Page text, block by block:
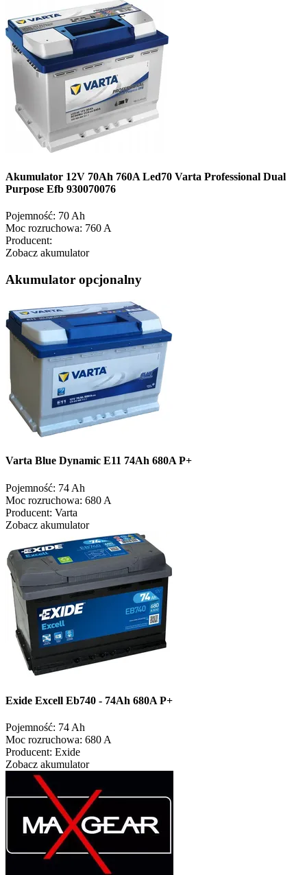
Akumulator 12V 70Ah 760A Led70 Varta Professional Dual
Purpose Efb 930070076
Pojemność: 70 Ah
Moc rozruchowa: 760 A
Producent:
Zobacz akumulator
Akumulator opcjonalny
Varta Blue Dynamic E11 74Ah 680A P+
Pojemność: 74 Ah
Moc rozruchowa: 680 A
Producent: Varta
Zobacz akumulator
Exide Excell Eb740 - 74Ah 680A P+
Pojemność: 74 Ah
Moc rozruchowa: 680 A
Producent: Exide
Zobacz akumulator